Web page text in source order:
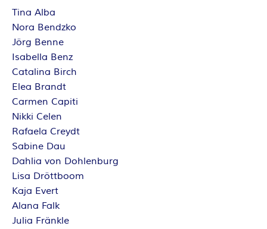
Tina Alba
Nora Bendzko
Jörg Benne
Isabella Benz
Catalina Birch
Elea Brandt
Carmen Capiti
Nikki Celen
Rafaela Creydt
Sabine Dau
Dahlia von Dohlenburg
Lisa Dröttboom
Kaja Evert
Alana Falk
Julia Fränkle